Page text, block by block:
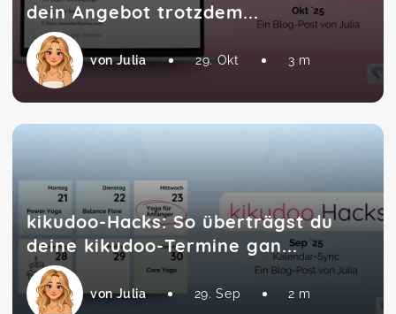
dein Angebot trotzdem...
von Julia 29. Okt 3 m
kikudoo-Hacks: So überträgst du
deine kikudoo-Termine gan...
von Julia 29. Sep 2 m